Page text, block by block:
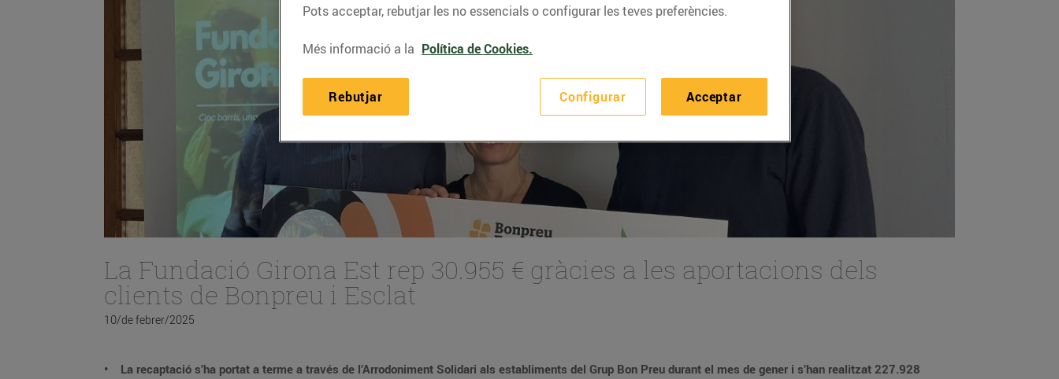
La Fundació Girona Est rep 30.955 € gràcies a les aportacions dels
clients de Bonpreu i Esclat
10/de febrer/2025
• La recaptació s’ha portat a terme a través de l’Arrodoniment Solidari als establiments del Grup Bon Preu durant el mes de gener i s’han realitzat 227.928
Pots acceptar, rebutjar les no essencials o configurar les teves preferències.
Més informació a la Política de Cookies.
Configurar
Rebutjar Acceptar